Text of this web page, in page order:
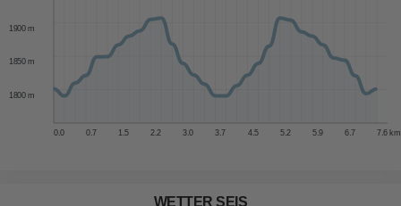
0.0 0.7 1.5 2.2 3.0 3.7 4.5 5.2 5.9 6.7 7.6 km
1800 m
1850 m
1900 m
WETTER SEIS